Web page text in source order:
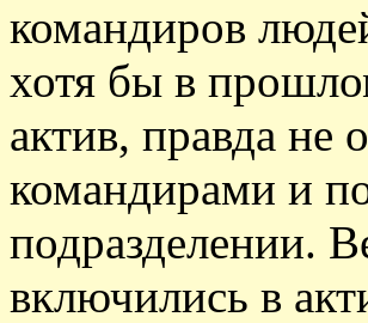
командиров
хотя бы в
актив, правда не
командирами и
подразделении.
включились в